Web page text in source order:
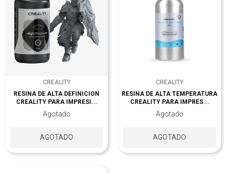
CREALITY
RESINA DE ALTA DEFINICION
CREALITY PARA IMPRESI...
Agotado
AGOTADO
CREALITY
RESINA DE ALTA TEMPERATURA
CREALITY PARA IMPRES...
Agotado
AGOTADO